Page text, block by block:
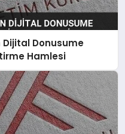
Donusume
Hamlesi